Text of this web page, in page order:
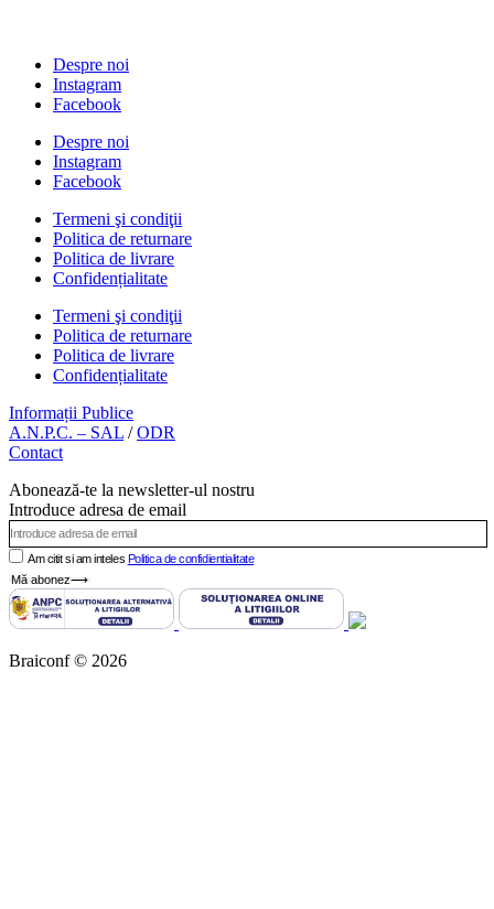
Despre noi
Instagram
Facebook
Despre noi
Instagram
Facebook
Termeni şi condiţii
Politica de returnare
Politica de livrare
Confidențialitate
Termeni şi condiţii
Politica de returnare
Politica de livrare
Confidențialitate
Informații Publice
A.N.P.C. – SAL /ODR
Contact
Abonează-te la newsletter-ul nostru
Introduce adresa de email
Am citit si am inteles Politica de confidientialitate
Mă abonez⟶
Braiconf © 2026